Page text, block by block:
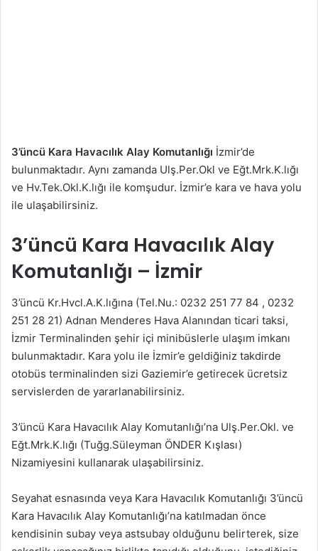
3’üncü Kara Havacılık Alay Komutanlığı İzmir’de
bulunmaktadır. Aynı zamanda Ulş.Per.Okl ve Eğt.Mrk.K.lığı
ve Hv.Tek.Okl.K.lığı ile komşudur. İzmir’e kara ve hava yolu
ile ulaşabilirsiniz.
3’üncü Kara Havacılık Alay
Komutanlığı – İzmir
3’üncü Kr.Hvcl.A.K.lığına (Tel.Nu.: 0232 251 77 84 , 0232
251 28 21) Adnan Menderes Hava Alanından ticari taksi,
İzmir Terminalinden şehir içi minibüslerle ulaşım imkanı
bulunmaktadır. Kara yolu ile İzmir’e geldiğiniz takdirde
otobüs terminalinden sizi Gaziemir’e getirecek ücretsiz
servislerden de yararlanabilirsiniz.
3’üncü Kara Havacılık Alay Komutanlığı’na Ulş.Per.Okl. ve
Eğt.Mrk.K.lığı (Tuğg.Süleyman ÖNDER Kışlası)
Nizamiyesini kullanarak ulaşabilirsiniz.
Seyahat esnasında veya Kara Havacılık Komutanlığı 3’üncü
Kara Havacılık Alay Komutanlığı’na katılmadan önce
kendisinin subay veya astsubay olduğunu belirterek, size